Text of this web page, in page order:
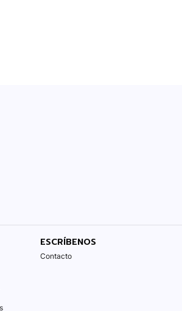
ESCRÍBENOS
Contacto